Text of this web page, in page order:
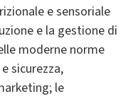
e sensoriale
e la gestione di
moderne norme
sicurezza,
le